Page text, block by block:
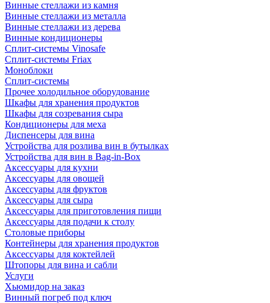
Винные стеллажи из камня
Винные стеллажи из металла
Винные стеллажи из дерева
Винные кондиционеры
Сплит-системы Vinosafe
Сплит-системы Friax
Моноблоки
Сплит-системы
Прочее холодильное оборудование
Шкафы для хранения продуктов
Шкафы для созревания сыра
Кондиционеры для меха
Диспенсеры для вина
Устройства для розлива вин в бутылках
Устройства для вин в Bag-in-Box
Аксессуары для кухни
Аксессуары для овощей
Аксессуары для фруктов
Аксессуары для сыра
Аксессуары для приготовления пищи
Аксессуары для подачи к столу
Столовые приборы
Контейнеры для хранения продуктов
Аксессуары для коктейлей
Штопоры для вина и сабли
Услуги
Хьюмидор на заказ
Винный погреб под ключ